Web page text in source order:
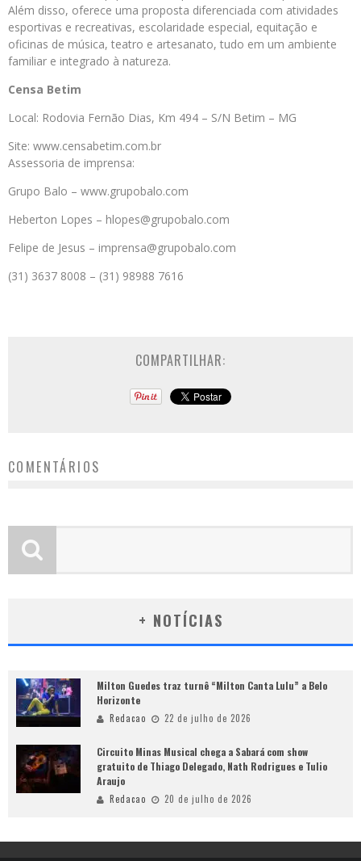
Além disso, oferece uma proposta diferenciada com atividades
esportivas e recreativas, escolaridade especial, equitação e
oficinas de música, teatro e artesanato, tudo em um ambiente
familiar e integrado à natureza.
Censa Betim
Local: Rodovia Fernão Dias, Km 494 – S/N Betim – MG
Site: www.censabetim.com.br
Assessoria de imprensa:
Grupo Balo – www.grupobalo.com
Heberton Lopes – hlopes@grupobalo.com
Felipe de Jesus – imprensa@grupobalo.com
(31) 3637 8008 – (31) 98988 7616
COMPARTILHAR:
COMENTÁRIOS
+ NOTÍCIAS
Milton Guedes traz turnê “Milton Canta Lulu” a Belo
Horizonte
Redacao 22 de julho de 2026
Circuito Minas Musical chega a Sabará com show
gratuito de Thiago Delegado, Nath Rodrigues e Tulio
Araujo
Redacao 20 de julho de 2026